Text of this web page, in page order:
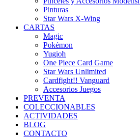
Pinturas
Star Wars X-Wing
CARTAS
Magic
Pokémon
Yugioh
One Piece Card Game
Star Wars Unlimited
Cardfight!! Vanguard
Accesorios Juegos
PREVENTA
COLECCIONABLES
ACTIVIDADES
BLOG
CONTACTO